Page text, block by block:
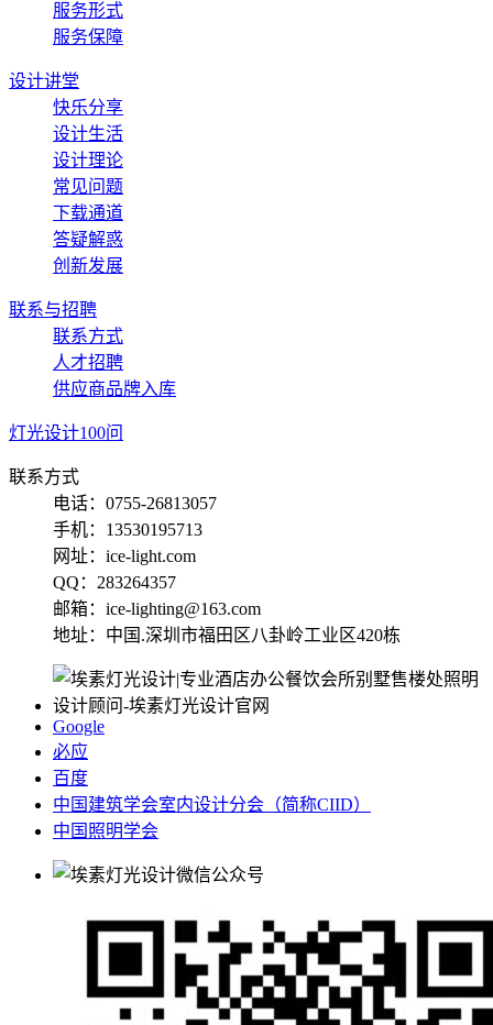
服务形式
服务保障
设计讲堂
快乐分享
设计生活
设计理论
常见问题
下载通道
答疑解惑
创新发展
联系与招聘
联系方式
人才招聘
供应商品牌入库
灯光设计100问
联系方式
电话：0755-26813057
手机：13530195713
网址：ice-light.com
QQ：283264357
邮箱：ice-lighting@163.com
地址：中国.深圳市福田区八卦岭工业区420栋
Google
必应
百度
中国建筑学会室内设计分会（简称CIID）
中国照明学会